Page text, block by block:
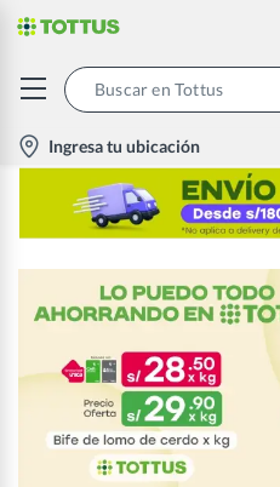
location-
icon
Ingresa tu ubicación